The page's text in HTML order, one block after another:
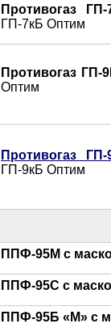
Противогаз
ГП-7кБ Оптим
Противогаз ГП-
Оптим
Противогаз ГП-
ГП-9кБ Оптим
ППФ-95М с
ППФ-95С с
ППФ-95Б «М» с